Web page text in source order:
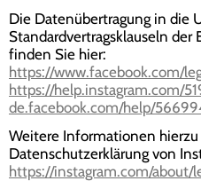
Die Datenübertragung in die
Standardvertragsklauseln
finden Sie hier:
https://www.facebook.com/
https://help.instagram.com/
de.facebook.com/help/
Weitere Informationen
Datenschutzerklärung von
https://instagram.com/about/